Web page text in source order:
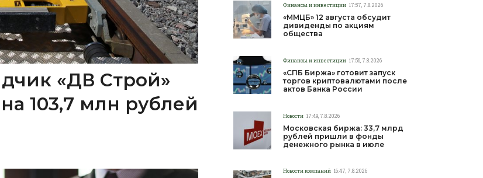
«ДВ Строй»
103,7 млн рублей
Финансы и инвестиции 17:57, 7.8.2026
«ММЦБ» 12 августа обсудит
дивиденды по акциям
общества
Финансы и инвестиции 17:56, 7.8.2026
«СПБ Биржа» готовит запуск
торгов криптовалютами после
актов Банка России
Новости 17:49, 7.8.2026
Московская биржа: 33,7 млрд
рублей пришли в фонды
денежного рынка в июле
Новости компаний 16:47, 7.8.2026